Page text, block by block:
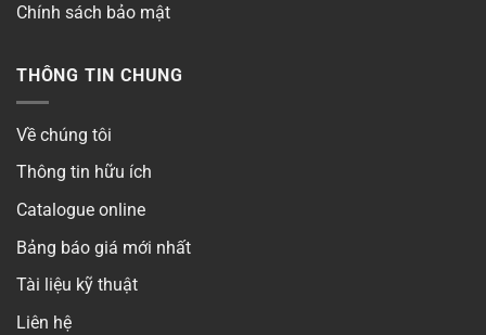
Chính sách bảo mật
THÔNG TIN CHUNG
Về chúng tôi
Thông tin hữu ích
Catalogue online
Bảng báo giá mới nhất
Tài liệu kỹ thuật
Liên hệ